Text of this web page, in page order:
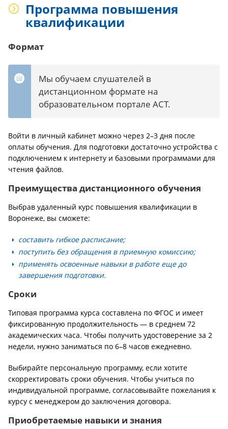
Программа повышения
квалификации
Формат
Мы обучаем слушателей в
дистанционном формате на
образовательном портале АСТ.
Войти в личный кабинет можно через 2–3 дня после
оплаты обучения. Для подготовки достаточно устройства с
подключением к интернету и базовыми программами для
чтения файлов.
Преимущества дистанционного обучения
Выбрав удаленный курс повышения квалификации в
Воронеже, вы сможете:
составить гибкое расписание;
поступить без обращения в приемную комиссию;
применять освоенные навыки в работе еще до
завершения подготовки.
Сроки
Типовая программа курса составлена по ФГОС и имеет
фиксированную продолжительность — в среднем 72
академических часа. Чтобы получить удостоверение за 2
недели, нужно заниматься по 6–8 часов ежедневно.
Выбирайте персональную программу, если хотите
скорректировать сроки обучения. Чтобы учиться по
индивидуальной программе, согласовывайте пожелания к
курсу с менеджером до заключения договора.
Приобретаемые навыки и знания